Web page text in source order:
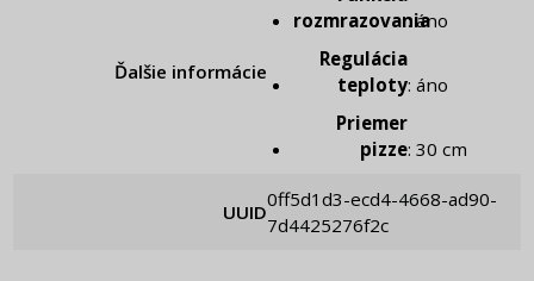
Ďalšie informácie
rozmrazovania
: áno
Regulácia
teploty: áno
Priemer
pizze: 30 cm
UUID
0ff5d1d3-ecd4-4668-ad90-
7d4425276f2c